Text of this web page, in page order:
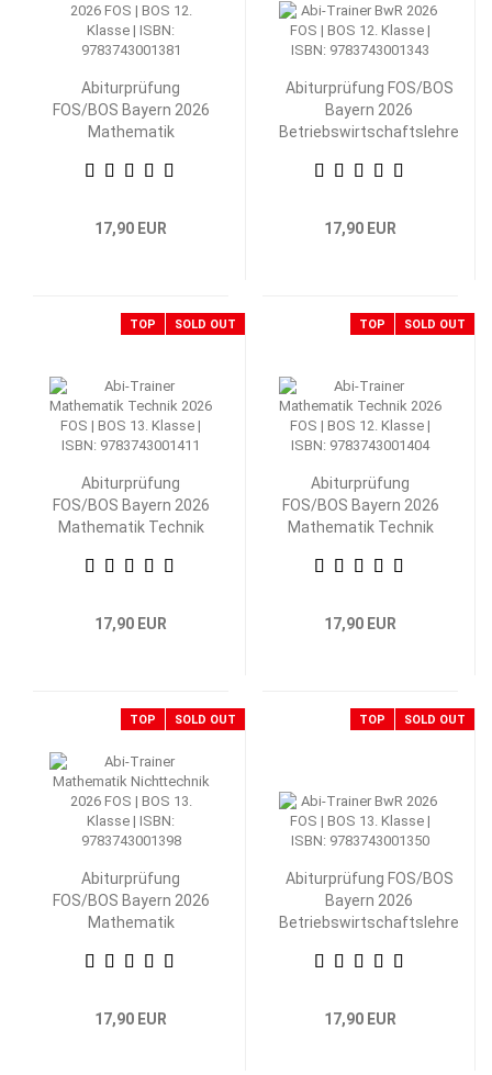
Abiturprüfung
FOS/BOS Bayern 2026
Mathematik
Klasse
17,90 EUR
Abiturprüfung FOS/BOS
Bayern 2026
Betriebswirtschaftslehre
Klasse
17,90 EUR
TOP SOLD OUT
Abiturprüfung
FOS/BOS Bayern 2026
Mathematik Technik
17,90 EUR
TOP SOLD OUT
Abiturprüfung
FOS/BOS Bayern 2026
Mathematik Technik
17,90 EUR
TOP SOLD OUT
Abiturprüfung
FOS/BOS Bayern 2026
Mathematik
Klasse
17,90 EUR
TOP SOLD OUT
Abiturprüfung FOS/BOS
Bayern 2026
Betriebswirtschaftslehre
Klasse
17,90 EUR